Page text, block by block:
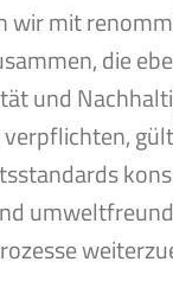
wir mit
die
und
verpflichten,